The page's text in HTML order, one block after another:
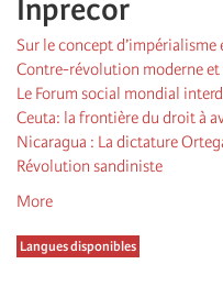
Inprecor
Sur le concept d’impérialisme
Contre-révolution moderne et
Le Forum social mondial
Ceuta: la frontière du droit à
Nicaragua : La dictature
Révolution sandiniste
More
Langues disponibles